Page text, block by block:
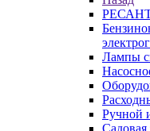
Лампы
Ручной
Садовая